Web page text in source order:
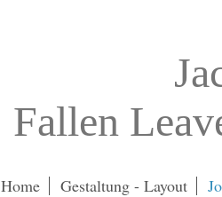
Fallen
Home Gestaltung - Layout